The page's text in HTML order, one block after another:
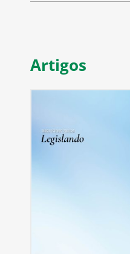
Artigos